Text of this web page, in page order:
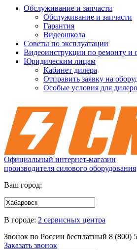
Обслуживание и запчасти
Обслуживание и запчасти
Гарантия
Видеошкола
Советы по эксплуатации
Видеоинструкции по ремонту и
Юридическим лицам
Кабинет дилера
Отправить заявку на
Особые условия для
Официальный интернет-магазин
производителя силового оборудования
Ваш город:
В городе: 2 сервисных центра
Звонок по России бесплатный 8 (800)
Заказать звонок